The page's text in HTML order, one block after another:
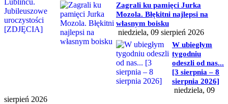
Zagrali ku pamięci Jurka
Mozola. Błękitni najlepsi na
własnym boisku
niedziela, 09 sierpień 2026
W ubiegłym
tygodniu
odeszli od nas...
[3 sierpnia – 8
sierpnia 2026]
niedziela, 09
sierpień 2026